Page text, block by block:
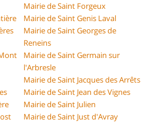
Mairie de Saint Forgeux
Mairie de Saint Genis Laval
Mairie de Saint Georges de
Reneins
Mairie de Saint Germain sur
l'Arbresle
Mairie de Saint Jacques des Arrêts
Mairie de Saint Jean des Vignes
Mairie de Saint Julien
Mairie de Saint Just d'Avray